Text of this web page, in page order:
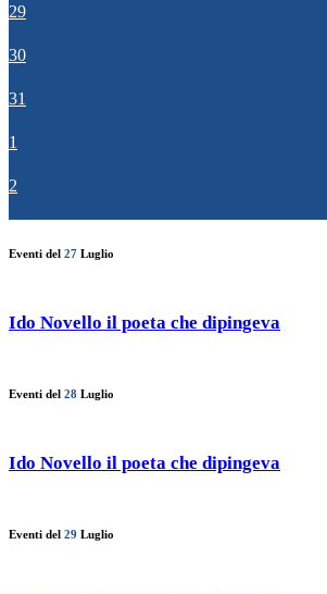
29
30
31
1
2
Eventi del 27 Luglio
Ido Novello il poeta che dipingeva
Eventi del 28 Luglio
Ido Novello il poeta che dipingeva
Eventi del 29 Luglio